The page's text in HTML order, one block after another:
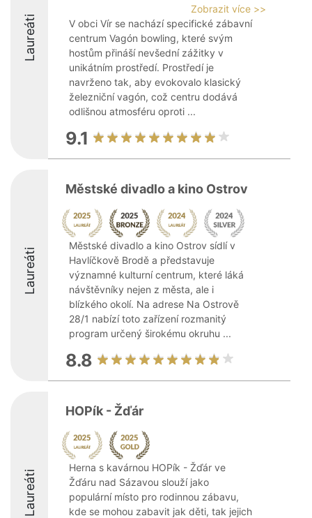
Laureáti
Zobrazit více >>
V obci Vír se nachází specifické zábavní
centrum Vagón bowling, které svým
hostům přináší nevšední zážitky v
unikátním prostředí. Prostředí je
navrženo tak, aby evokovalo klasický
železniční vagón, což centru dodává
odlišnou atmosféru oproti ...
9.1
Laureáti
Městské divadlo a kino Ostrov
Městské divadlo a kino Ostrov sídlí v
Havlíčkově Brodě a představuje
významné kulturní centrum, které láká
návštěvníky nejen z města, ale i
blízkého okolí. Na adrese Na Ostrově
28/1 nabízí toto zařízení rozmanitý
program určený širokému okruhu ...
8.8
Laureáti
HOPík - Žďár
Herna s kavárnou HOPík - Žďár ve
Žďáru nad Sázavou slouží jako
populární místo pro rodinnou zábavu,
kde se mohou zabavit jak děti, tak jejich